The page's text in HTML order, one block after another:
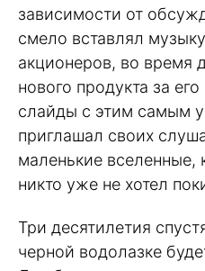
зависимости от
смело вставлял
акционеров, во время
нового продукта за
слайды с этим самым
приглашал своих
маленькие вселенные,
никто уже не хотел
Три десятилетия
черной водолазке